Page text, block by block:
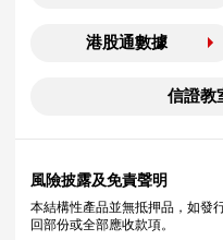
港股通數據
信證教
風險披露及免責聲明
本結構性產品並無抵押品，如發
回部份或全部應收款項。